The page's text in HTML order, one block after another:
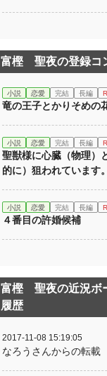
富樫 聖夜の登録コ
小説 恋愛 完結 長編
竜の王子とかりそめの
小説 恋愛 完結 長編
聖獣様に心臓（物理）
的に）狙われています。
小説 恋愛 完結 長編
４番目の許婚候補
富樫 聖夜の近況ボ
履歴
2017-11-08 15:19:05
なろうさんからの転載